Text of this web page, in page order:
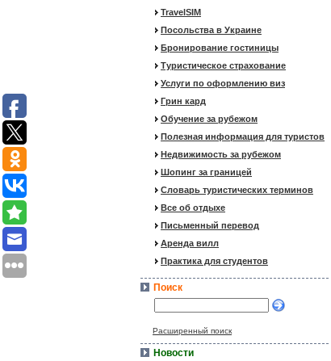
TravelSIM
Посольства в Украине
Бронирование гостиницы
Туристическое страхование
Услуги по оформлению виз
Грин кард
Обучение за рубежом
Полезная информация для туристов
Недвижимость за рубежом
Шопинг за границей
Словарь туристических терминов
Все об отдыхе
Письменный перевод
Аренда вилл
Практика для студентов
Поиск
Расширенный поиск
Новости